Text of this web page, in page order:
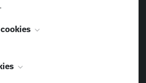
noodzakelijk voor het
de website en kunnen niet